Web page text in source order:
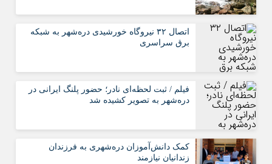
اتصال ۳۲ نیروگاه خورشیدی دره‌شهر به شبکه
برق سراسری
فیلم / ثبت لحظه‌ای نادر؛ حضور پلنگ ایرانی در
دره‌شهر به تصویر کشیده شد
کمک دانش‌آموزان دره‌شهری به فرزندان
زندانیان نیازمند